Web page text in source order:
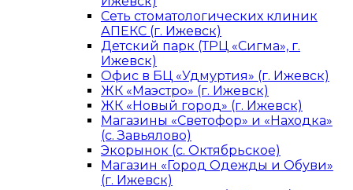
Сеть стоматологических клиник
АПЕКС (г. Ижевск)
Детский парк (ТРЦ «Сигма», г.
Ижевск)
Офис в БЦ «Удмуртия» (г. Ижевск)
ЖК «Маэстро» (г. Ижевск)
ЖК «Новый город» (г. Ижевск)
Магазины «Светофор» и «Находка»
(с. Завьялово)
Экорынок (с. Октябрьское)
Магазин «Город Одежды и Обуви»
(г. Ижевск)